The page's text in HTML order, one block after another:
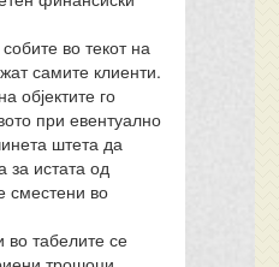
во текот на
самите клиенти.
објектите го
при евентуално
штета да
за истата од
сместени во
во табелите се